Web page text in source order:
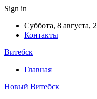
Sign in
Суббота, 8 августа,
Контакты
Витебск
Главная
Новый Витебск